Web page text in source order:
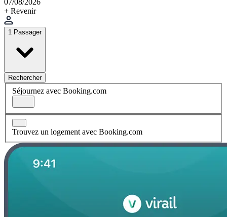
+ Revenir
1 Passager
Rechercher
Séjournez avec Booking.com
Trouvez un logement avec Booking.com